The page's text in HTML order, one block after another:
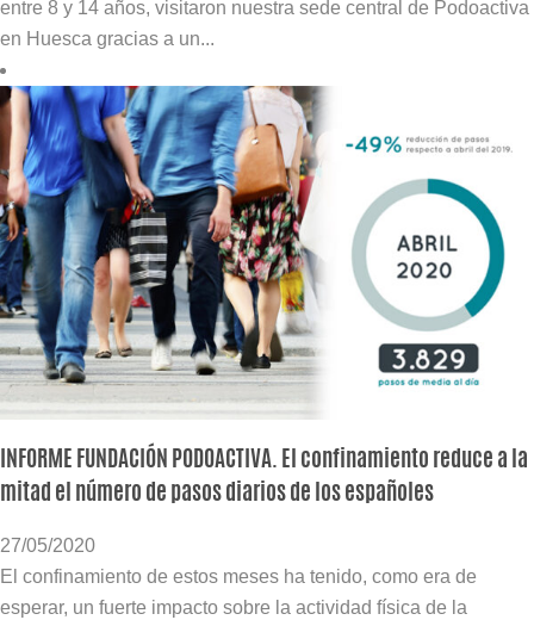
entre 8 y 14 años, visitaron nuestra sede central de Podoactiva
en Huesca gracias a un...
INFORME FUNDACIÓN PODOACTIVA. El confinamiento reduce a la
mitad el número de pasos diarios de los españoles
27/05/2020
El confinamiento de estos meses ha tenido, como era de
esperar, un fuerte impacto sobre la actividad física de la